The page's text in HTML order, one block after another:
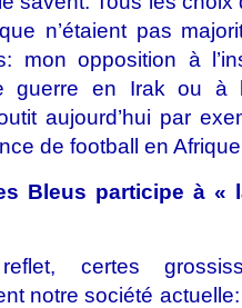
n’étaient pas
mon opposition à
guerre en Irak ou à
aujourd’hui par
de football en
Bleus participe à «
certes
notre société